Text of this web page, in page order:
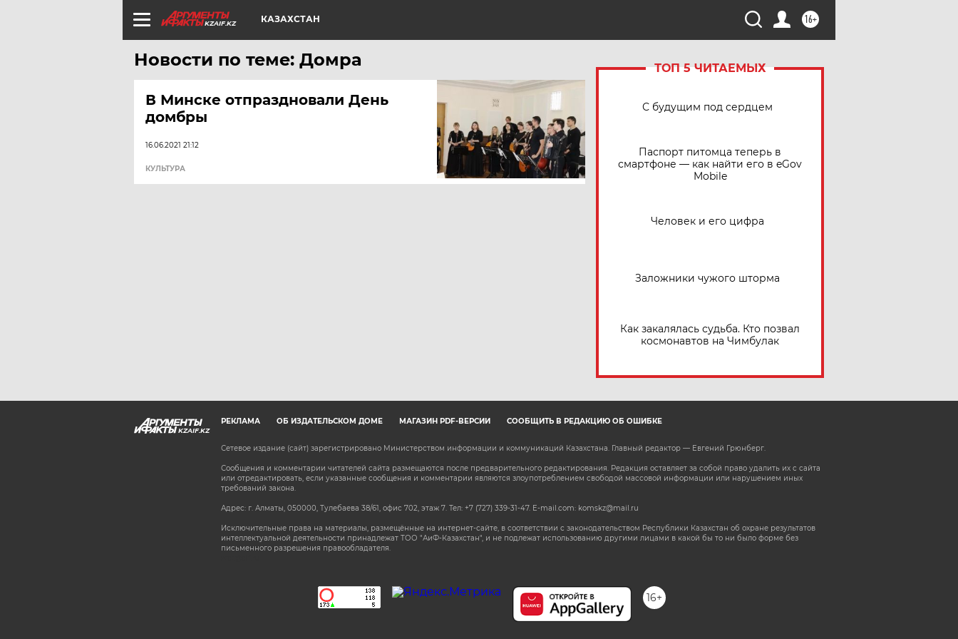
KZAIF.KZ 16+
КАЗАХСТАН
Новости по теме: Домра
В Минске отпраздновали День
домбры
16.06.2021 21:12
КУЛЬТУРА
ТОП 5 ЧИТАЕМЫХ
С будущим под сердцем
Паспорт питомца теперь в
смартфоне — как найти его в eGov
Mobile
Человек и его цифра
Заложники чужого шторма
Как закалялась судьба. Кто позвал
космонавтов на Чимбулак
KZAIF.KZ
РЕКЛАМА ОБ ИЗДАТЕЛЬСКОМ ДОМЕ МАГАЗИН PDF-ВЕРСИЙ СООБЩИТЬ В РЕДАКЦИЮ ОБ ОШИБКЕ
Сетевое издание (сайт) зарегистрировано Министерством информации и коммуникаций Казахстана. Главный редактор — Евгений Грюнберг.
Сообщения и комментарии читателей сайта размещаются после предварительного редактирования. Редакция оставляет за собой право удалить их с сайта
или отредактировать, если указанные сообщения и комментарии являются злоупотреблением свободой массовой информации или нарушением иных
требований закона.
Адрес: г. Алматы, 050000, Тулебаева 38/61, офис 702, этаж 7. Тел: +7 (727) 339-31-47. E-mail.com: komskz@mail.ru
Исключительные права на материалы, размещённые на интернет-сайте, в соответствии с законодательством Республики Казахстан об охране результатов
интеллектуальной деятельности принадлежат ТОО "АиФ-Казахстан", и не подлежат использованию другими лицами в какой бы то ни было форме без
письменного разрешения правообладателя.
16+